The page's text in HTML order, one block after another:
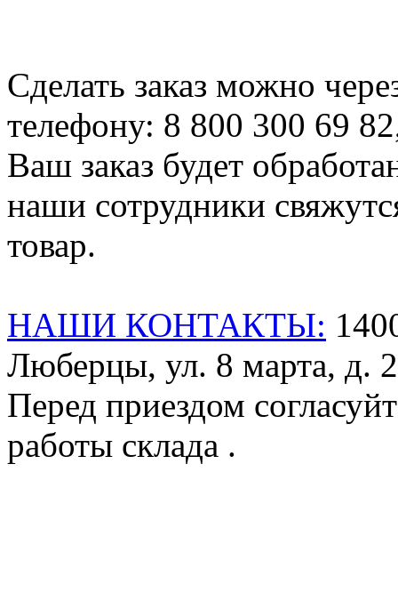
Сделать заказ можно
телефону: 8 800 300 69
Ваш заказ будет
наши сотрудники
товар.
НАШИ КОНТАКТЫ:
Люберцы, ул. 8 марта, д.
Перед приездом
работы склада .